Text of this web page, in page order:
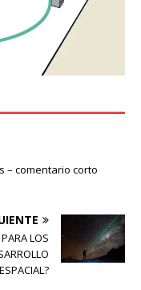
– comentario corto
LOS
ESPACIAL?